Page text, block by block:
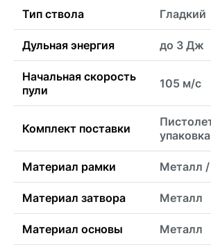
Тип ствола Гладкий
Дульная энергия до 3 Дж
Начальная скорость
пули
105 м/с
Комплект поставки
упаковка
Материал рамки Металл
Материал затвора Металл
Материал основы Металл